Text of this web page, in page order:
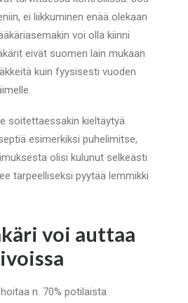
ei liikkuminen enää olekaan
voi olla kiinni
eivät suomen lain mukaan
kuin fyysisesti vuoden
soitettaessakin kieltäytyä
esimerkiksi puhelimitse,
olisi kulunut selkeästi
tarpeelliseksi pyytää lemmikki
voi auttaa
n. 70% potilaista